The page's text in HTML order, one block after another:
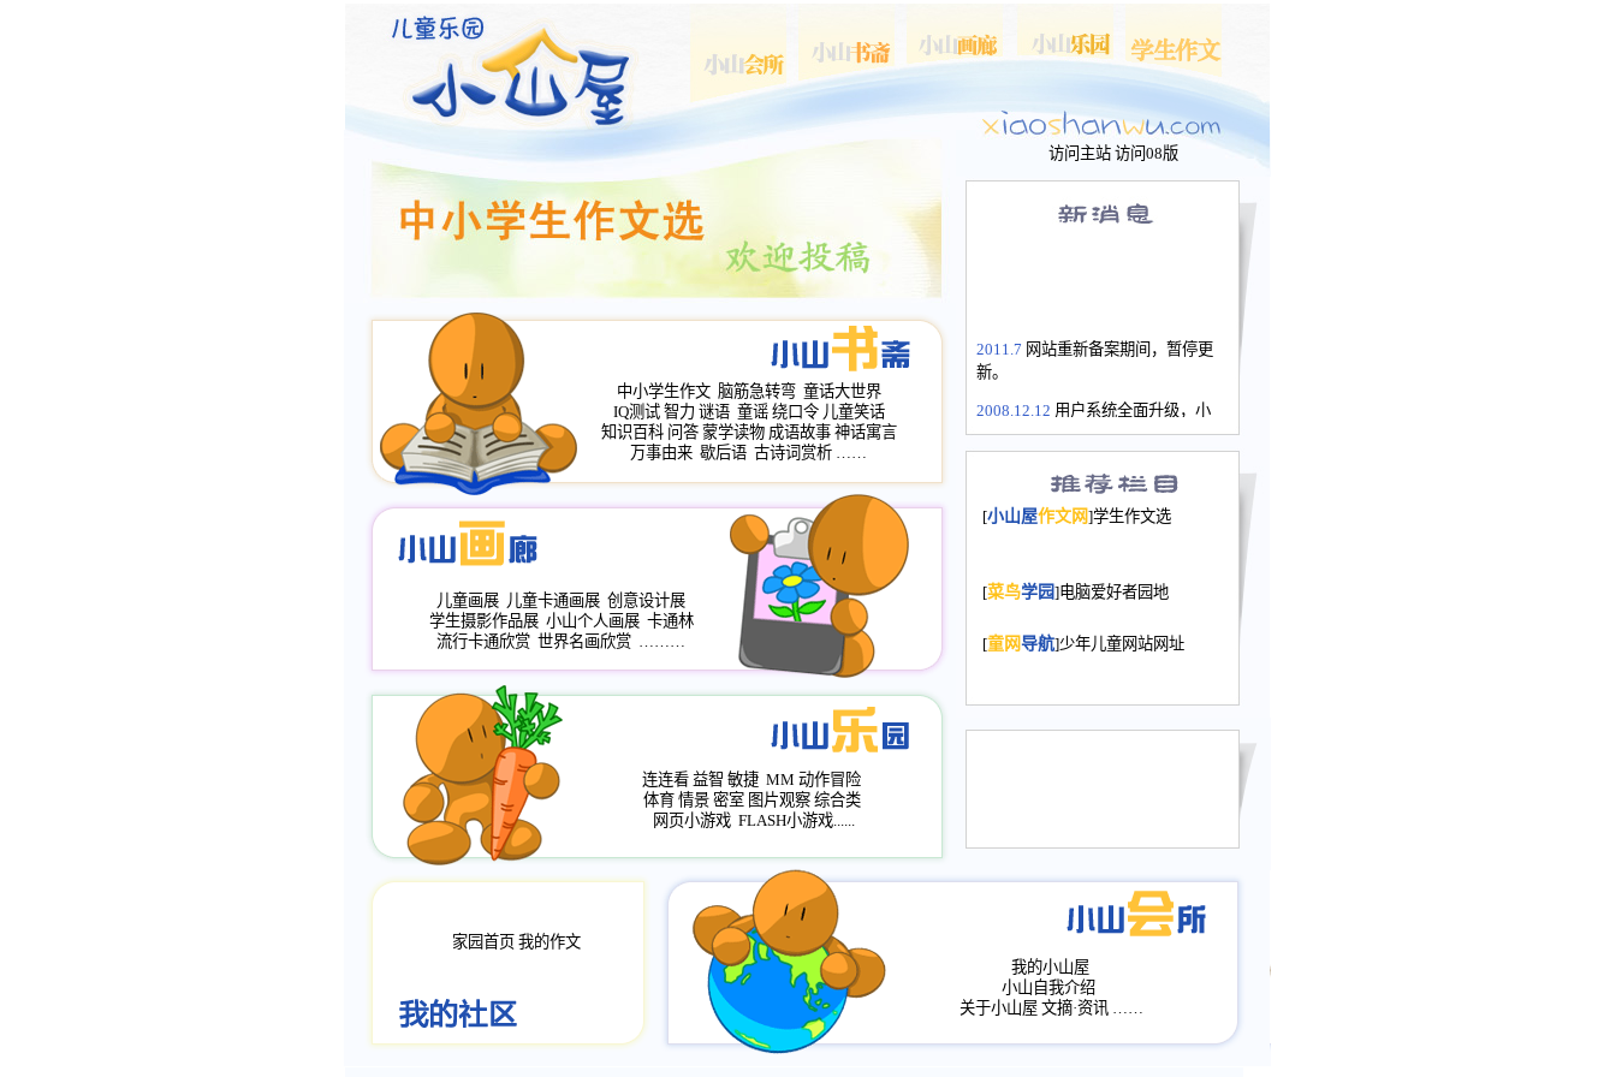
访问主站 访问08版
2011.7 网站重新备案期间，暂停更
新。
2008.12.12 用户系统全面升级，小
山屋主站、作文网、学生作文、家
长会、家园网－个人空间，用户一
次注册全部通行。
2008.12.12家园网正式运行，域
年，2009版提前启用，小山屋全面
小山画廊均增加多个新栏目。。
评分、顶功能，作文宝典改版。
[小山屋作文网]学生作文选
[菜鸟学园]电脑爱好者园地
[童网导航]少年儿童网站网址
中小学生作文 脑筋急转弯 童话大世界
IQ测试 智力 谜语 童谣 绕口令 儿童笑话
知识百科 问答 蒙学读物 成语故事 神话寓言
万事由来 歇后语 古诗词赏析 ……
儿童画展 儿童卡通画展 创意设计展
学生摄影作品展 小山个人画展 卡通林
流行卡通欣赏 世界名画欣赏 ………
连连看 益智 敏捷 MM 动作冒险
体育 情景 密室 图片观察 综合类
网页小游戏 FLASH小游戏......
家园首页 我的作文
我的小山屋
小山自我介绍
关于小山屋 文摘·资讯 ……